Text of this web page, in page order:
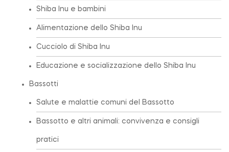
Shiba Inu e bambini
Alimentazione dello Shiba Inu
Cucciolo di Shiba Inu
Educazione e socializzazione dello Shiba Inu
Bassotti
Salute e malattie comuni del Bassotto
Bassotto e altri animali: convivenza e consigli
pratici